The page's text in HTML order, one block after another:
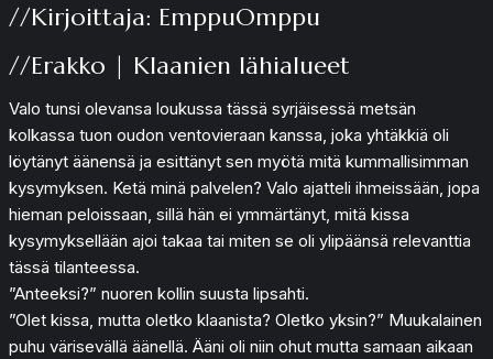
//Kirjoittaja: EmppuOmppu
//Erakko | Klaanien lähialueet
Valo tunsi olevansa loukussa tässä syrjäisessä metsän
kolkassa tuon oudon ventovieraan kanssa, joka yhtäkkiä oli
löytänyt äänensä ja esittänyt sen myötä mitä kummallisimman
kysymyksen. Ketä minä palvelen? Valo ajatteli ihmeissään, jopa
hieman peloissaan, sillä hän ei ymmärtänyt, mitä kissa
kysymyksellään ajoi takaa tai miten se oli ylipäänsä relevanttia
tässä tilanteessa.
”Anteeksi?” nuoren kollin suusta lipsahti.
”Olet kissa, mutta oletko klaanista? Oletko yksin?” Muukalainen
puhu värisevällä äänellä. Ääni oli niin ohut mutta samaan aikaan